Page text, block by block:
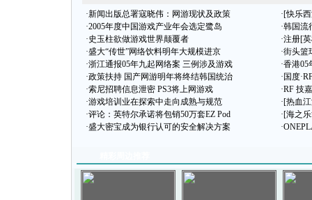
·新闻出版总署寇晓伟：网游现状及政策
·2005年度中国游戏产业年会选定鹭岛
·史玉柱欲做游戏世界颠覆者
·盛大“传世”网络饮料明年大规模进京
·浙江通报05年九起网络案 三例涉及游戏
·政策扶持 国产网游明年将终结韩国统治
·索尼招聘信息泄密 PS3将上网游戏
·游戏培训业在探索中走向成熟与规范
·评论：英特尔承诺将包销50万套EZ Pod
·盛大密宝成为银行认可的安全解决方案
·[快乐
·韩国流
·注册[
·街头篮
·香港05
· 国度
·RF 技
·[热血
·[海之
·